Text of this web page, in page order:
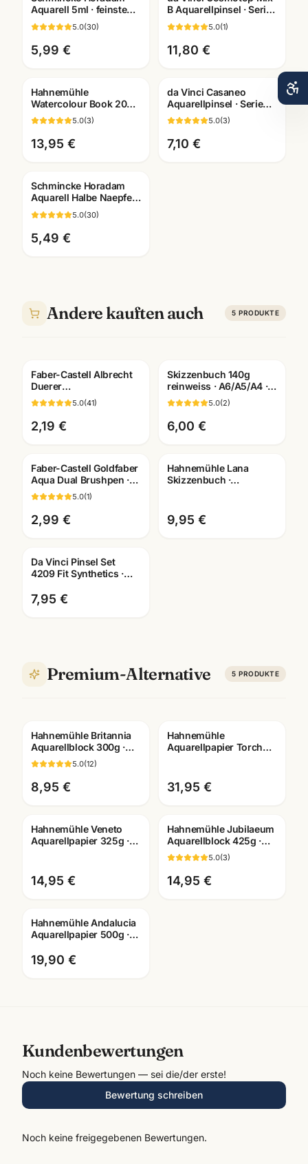
Aquarell 5ml · feinste
Künstlerfarben · alle
Farben Mannheim
5.0(30)
5,99 €
B Aquarellpinsel · Serie
5530 · Künstlerbedarf
Mannheim
5.0(1)
11,80 €
Hahnemühle
Watercolour Book 200g
· 60 Seiten · A4/A5/A6 ·
Aquarellbuch
Mannheim
5.0(3)
13,95 €
da Vinci Casaneo
Aquarellpinsel · Serie
5598/5898/498 ·
Künstlerbedarf
Mannheim
5.0(3)
7,10 €
Schmincke Horadam
Aquarell Halbe Naepfe ·
Künstlerfarben einzeln ·
alle Farben
5.0(30)
5,49 €
Andere kauften auch 5 PRODUKTE
Faber-Castell Albrecht
Duerer
Kuenstlerfarbstift ·
Einzelstift alle Farben ·
Mannheim
5.0(41)
2,19 €
Skizzenbuch 140g
reinweiss · A6/A5/A4 ·
Zeichenpapier für
Studien unterwegs
5.0(2)
6,00 €
Faber-Castell Goldfaber
Aqua Dual Brushpen ·
Einzelstift alle Farben ·
Künstlerbedarf
5.0(1)
2,99 €
Hahnemühle Lana
Skizzenbuch ·
Künstler
9,95 €
Da Vinci Pinsel Set
4209 Fit Synthetics ·
Mannheim
7,95 €
Premium-Alternative 5 PRODUKTE
Hahnemühle Britannia
Aquarellblock 300g ·
matt/rau ·
Künstlerbedarf
Mannheim
5.0(12)
8,95 €
Hahnemühle
Aquarellpapier Torchon
31,95 €
Hahnemühle Veneto
Aquarellpapier 325g ·
14,95 €
Hahnemühle Jubilaeum
Aquarellblock 425g ·
A3/A4 · Künstlerbedarf
Mannheim
5.0(3)
14,95 €
Hahnemühle Andalucia
Aquarellpapier 500g ·
30x40cm wählbar
19,90 €
Kundenbewertungen
Noch keine Bewertungen — sei die/der erste!
Bewertung schreiben
Noch keine freigegebenen Bewertungen.